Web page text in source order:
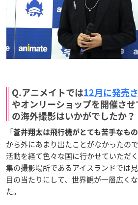
Q.アニメイトでは12月に発売
やオンリーショップを開催さ
の海外撮影はいかがでしたか？
「蒼井翔太は飛行機がとても苦手なもの
から外にあまり出たことがなかったの
活動を経て色々な国に行かせていただ
集の撮影場所であるアイスランドでは
目の当たりにして、世界観が一層広く
た。